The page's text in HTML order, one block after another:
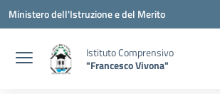
Vai ai contenuti
Vai al menu di navigazione
Vai al footer
Ministero dell'Istruzione e del Merito
Istituto Comprensivo
"Francesco Vivona"